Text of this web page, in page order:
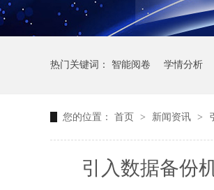
热门关键词： 智能阅卷 学情分析
您的位置： 首页 > 新闻资讯 >
引入数据备份